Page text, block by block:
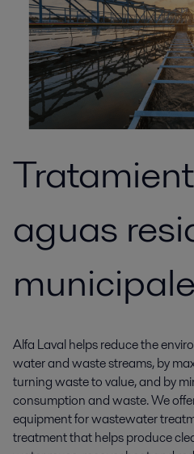
aguas
Alfa Laval helps reduce the
water and waste streams, by
turning waste to value, and by
consumption and waste. We
equipment for wastewater
treatment that helps produce